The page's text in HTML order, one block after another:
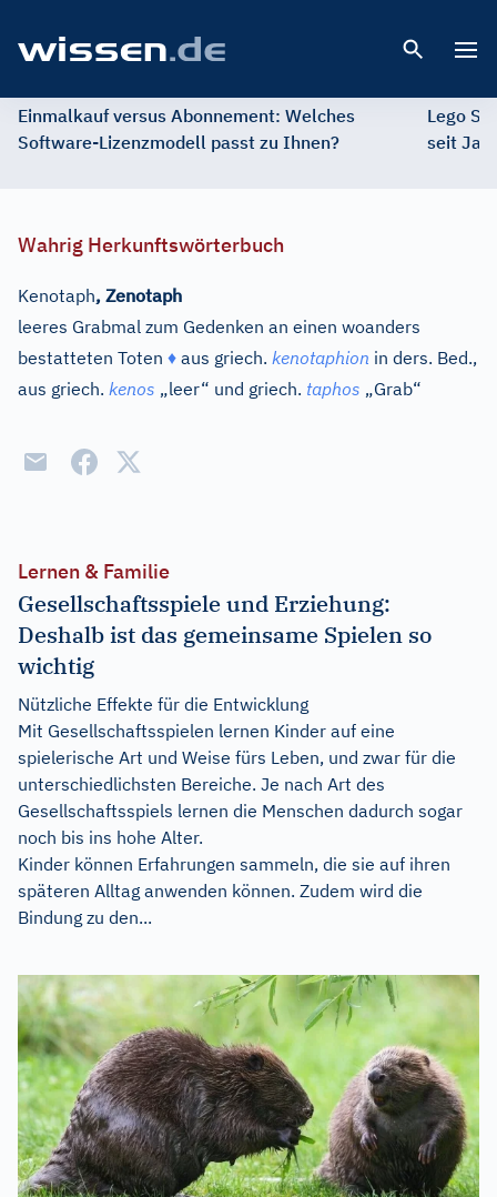
Einmalkauf versus Abonnement: Welches
Software-Lizenzmodell passt zu Ihnen?
Lego
seit
Wahrig Herkunftswörterbuch
Kenotaph, Zenotaph
leeres Grabmal zum Gedenken an einen woanders
bestatteten Toten ♦ aus griech. kenotaphion in ders. Bed.,
aus griech. kenos „leer“ und griech. taphos „Grab“
Lernen & Familie
Gesellschaftsspiele und Erziehung:
Deshalb ist das gemeinsame Spielen so
wichtig
Nützliche Effekte für die Entwicklung
Mit Gesellschaftsspielen lernen Kinder auf eine
spielerische Art und Weise fürs Leben, und zwar für die
unterschiedlichsten Bereiche. Je nach Art des
Gesellschaftsspiels lernen die Menschen dadurch sogar
noch bis ins hohe Alter.
Kinder können Erfahrungen sammeln, die sie auf ihren
späteren Alltag anwenden können. Zudem wird die
Bindung zu den...